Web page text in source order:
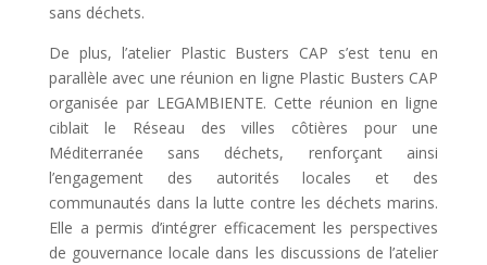
sans déchets.
De plus, l’atelier Plastic Busters CAP s’est tenu en
parallèle avec une réunion en ligne Plastic Busters CAP
organisée par LEGAMBIENTE. Cette réunion en ligne
ciblait le Réseau des villes côtières pour une
Méditerranée sans déchets, renforçant ainsi
l’engagement des autorités locales et des
communautés dans la lutte contre les déchets marins.
Elle a permis d’intégrer efficacement les perspectives
de gouvernance locale dans les discussions de l’atelier